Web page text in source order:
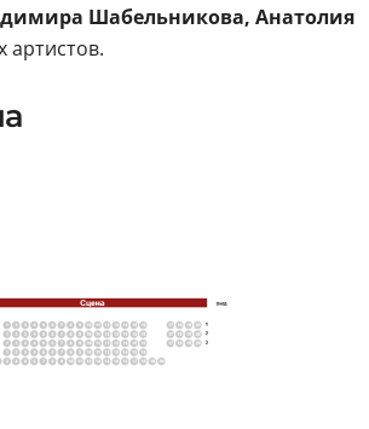
Шабельникова, Анатолия
артистов.